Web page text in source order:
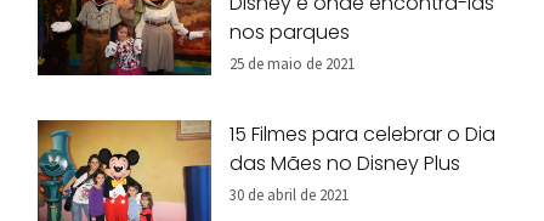
nos parques
25 de maio de 2021
15 Filmes para celebrar o Dia
das Mães no Disney Plus
30 de abril de 2021